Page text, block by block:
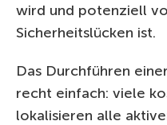
wird und potenziell
Sicherheitslücken ist.
Das Durchführen
recht einfach: viele
lokalisieren alle